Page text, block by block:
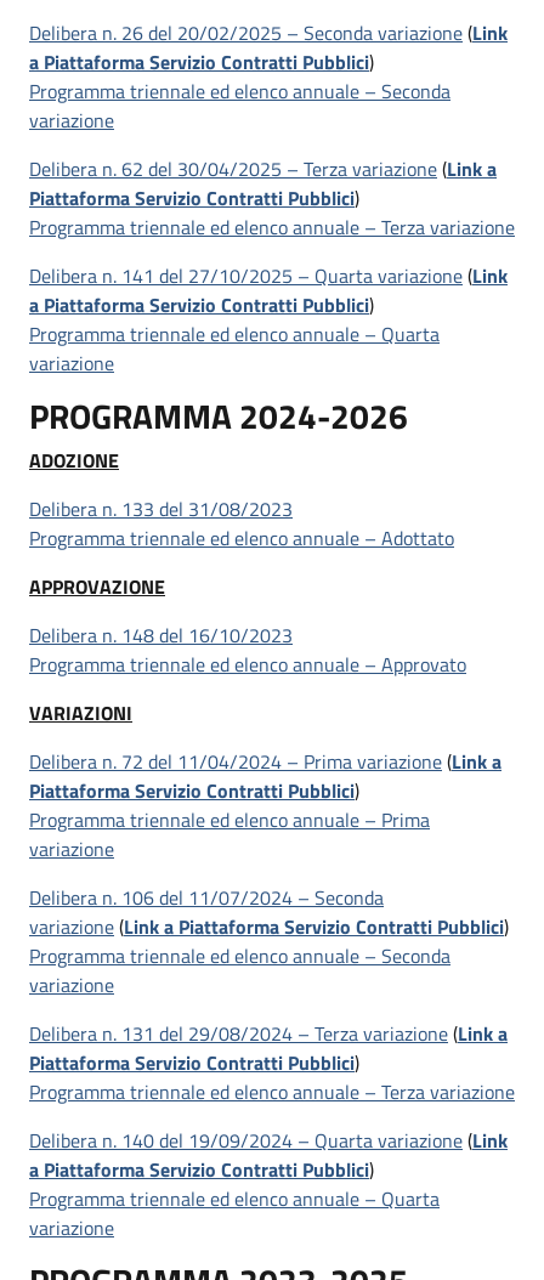
Delibera n. 26 del 20/02/2025 – Seconda variazione(Link
a Piattaforma Servizio Contratti Pubblici)
Programma triennale ed elenco annuale – Seconda
variazione
Delibera n. 62 del 30/04/2025 – Terza variazione(Link a
Piattaforma Servizio Contratti Pubblici)
Programma triennale ed elenco annuale – Terza variazione
Delibera n. 141 del 27/10/2025 – Quarta variazione(Link
a Piattaforma Servizio Contratti Pubblici)
Programma triennale ed elenco annuale – Quarta
variazione
PROGRAMMA 2024-2026
ADOZIONE
Delibera n. 133 del 31/08/2023
Programma triennale ed elenco annuale – Adottato
APPROVAZIONE
Delibera n. 148 del 16/10/2023
Programma triennale ed elenco annuale – Approvato
VARIAZIONI
Delibera n. 72 del 11/04/2024 – Prima variazione(Link a
Piattaforma Servizio Contratti Pubblici)
Programma triennale ed elenco annuale – Prima
variazione
Delibera n. 106 del 11/07/2024 – Seconda
variazione(Link a Piattaforma Servizio Contratti Pubblici)
Programma triennale ed elenco annuale – Seconda
variazione
Delibera n. 131 del 29/08/2024 – Terza variazione(Link a
Piattaforma Servizio Contratti Pubblici)
Programma triennale ed elenco annuale – Terza variazione
Delibera n. 140 del 19/09/2024 – Quarta variazione(Link
a Piattaforma Servizio Contratti Pubblici)
Programma triennale ed elenco annuale – Quarta
variazione